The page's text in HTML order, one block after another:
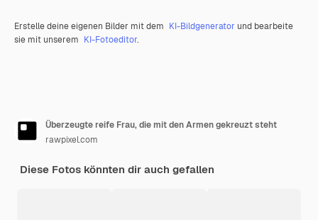
Erstelle deine eigenen Bilder mit dem KI-Bildgenerator und bearbeite
sie mit unserem KI-Fotoeditor.
Überzeugte reife Frau, die mit den Armen gekreuzt steht
rawpixel.com
Diese Fotos könnten dir auch gefallen